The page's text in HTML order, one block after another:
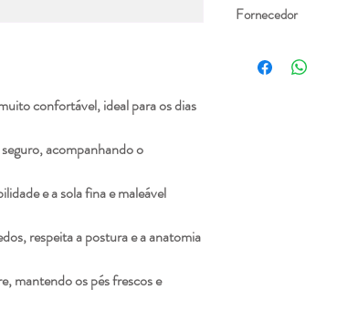
confortável, ideal para os dias
acompanhando o
e a sola fina e maleável
respeita a postura e a anatomia
mantendo os pés frescos e
Tamanho
Fornecedor